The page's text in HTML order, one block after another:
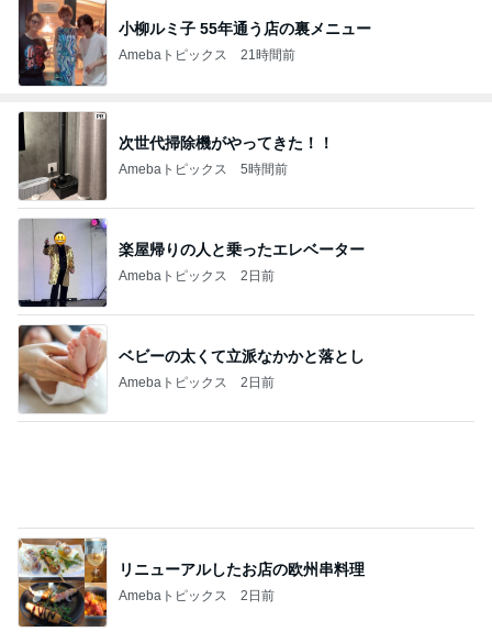
小柳ルミ子 55年通う店の裏メニュー
Amebaトピックス 21時間前
次世代掃除機がやってきた！！
Amebaトピックス 5時間前
楽屋帰りの人と乗ったエレベーター
Amebaトピックス 2日前
ベビーの太くて立派なかかと落とし
Amebaトピックス 2日前
これ以上裏切られたら壊れる私
Amebaトピックス 14時間前